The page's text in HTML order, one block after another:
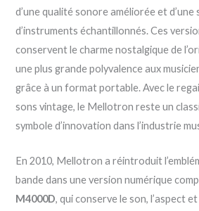
d’une qualité sonore améliorée et
d’instruments échantillonnés. Ces
conservent le charme nostalgique de
une plus grande polyvalence aux
grâce à un format portable. Avec le
sons vintage, le Mellotron reste un
symbole d’innovation dans l’industrie
En 2010, Mellotron a réintroduit
bande dans une version numérique
M4000D, qui conserve le son, l’aspect